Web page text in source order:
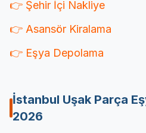
👉 Şehir İçi Nakliye
👉 Asansör Kiralama
👉 Eşya Depolama
İstanbul Uşak Parça
2026